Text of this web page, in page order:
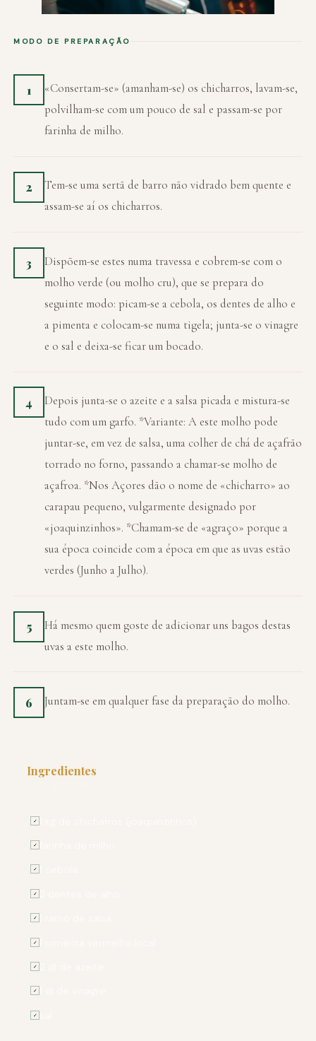
MODO DE PREPARAÇÃO
1
«Consertam-se» (amanham-se) os chicharros, lavam-se,
polvilham-se com um pouco de sal e passam-se por
farinha de milho.
2
Tem-se uma sertã de barro não vidrado bem quente e
assam-se aí os chicharros.
3
Dispõem-se estes numa travessa e cobrem-se com o
molho verde (ou molho cru), que se prepara do
seguinte modo: picam-se a cebola, os dentes de alho e
a pimenta e colocam-se numa tigela; junta-se o vinagre
e o sal e deixa-se ficar um bocado.
4
Depois junta-se o azeite e a salsa picada e mistura-se
tudo com um garfo. *Variante: A este molho pode
juntar-se, em vez de salsa, uma colher de chá de açafrão
torrado no forno, passando a chamar-se molho de
açafroa. *Nos Açores dão o nome de «chicharro» ao
carapau pequeno, vulgarmente designado por
«joaquinzinhos». *Chamam-se de «agraço» porque a
sua época coincide com a época em que as uvas estão
verdes (Junho a Julho).
5
Há mesmo quem goste de adicionar uns bagos destas
uvas a este molho.
6 Juntam-se em qualquer fase da preparação do molho.
Ingredientes
✓
✓
✓
✓
✓
✓
✓
✓
✓